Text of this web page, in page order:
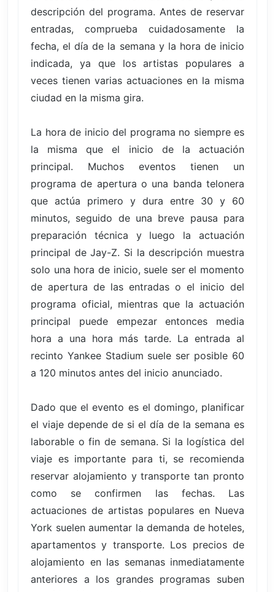
descripción del programa. Antes de reservar
entradas, comprueba cuidadosamente la
fecha, el día de la semana y la hora de inicio
indicada, ya que los artistas populares a
veces tienen varias actuaciones en la misma
ciudad en la misma gira.
La hora de inicio del programa no siempre es
la misma que el inicio de la actuación
principal. Muchos eventos tienen un
programa de apertura o una banda telonera
que actúa primero y dura entre 30 y 60
minutos, seguido de una breve pausa para
preparación técnica y luego la actuación
principal de Jay-Z. Si la descripción muestra
solo una hora de inicio, suele ser el momento
de apertura de las entradas o el inicio del
programa oficial, mientras que la actuación
principal puede empezar entonces media
hora a una hora más tarde. La entrada al
recinto Yankee Stadium suele ser posible 60
a 120 minutos antes del inicio anunciado.
Dado que el evento es el domingo, planificar
el viaje depende de si el día de la semana es
laborable o fin de semana. Si la logística del
viaje es importante para ti, se recomienda
reservar alojamiento y transporte tan pronto
como se confirmen las fechas. Las
actuaciones de artistas populares en Nueva
York suelen aumentar la demanda de hoteles,
apartamentos y transporte. Los precios de
alojamiento en las semanas inmediatamente
anteriores a los grandes programas suben